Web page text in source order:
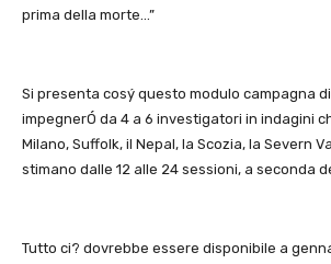
prima della morte…”
Si presenta cosý questo modulo campagna
impegnerÓ da 4 a 6 investigatori in indagini
Milano, Suffolk, il Nepal, la Scozia, la Severn
stimano dalle 12 alle 24 sessioni, a seconda
Tutto ci? dovrebbe essere disponibile a